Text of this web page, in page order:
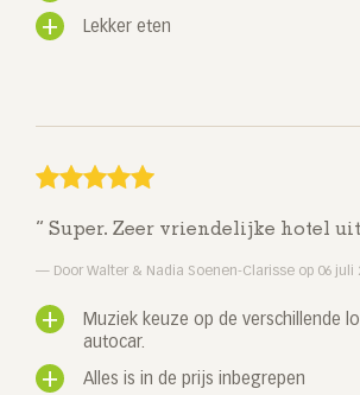
Lekker eten
Super. Zeer vriendelijke hotel
Door Walter & Nadia Soenen-Clarisse op 06 juli
Muziek keuze op de verschillende
autocar.
Alles is in de prijs inbegrepen